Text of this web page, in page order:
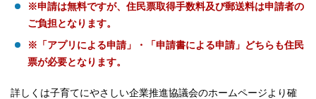
※申請は無料ですが、住民票取得手数料及び郵送料は申請者の
ご負担となります。
※「アプリによる申請」・「申請書による申請」どちらも住民
票が必要となります。
詳しくは子育てにやさしい企業推進協議会のホームページより確